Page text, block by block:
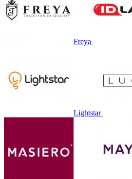
Freya
Lightstar